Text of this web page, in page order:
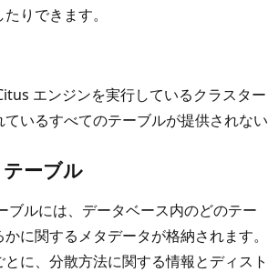
りできます。
エンジンを実行しているクラスター
いるすべてのテーブルが提供されない
ーブル
ルには、データベース内のどのテー
に関するメタデータが格納されます。
に、分散方法に関する情報とディスト